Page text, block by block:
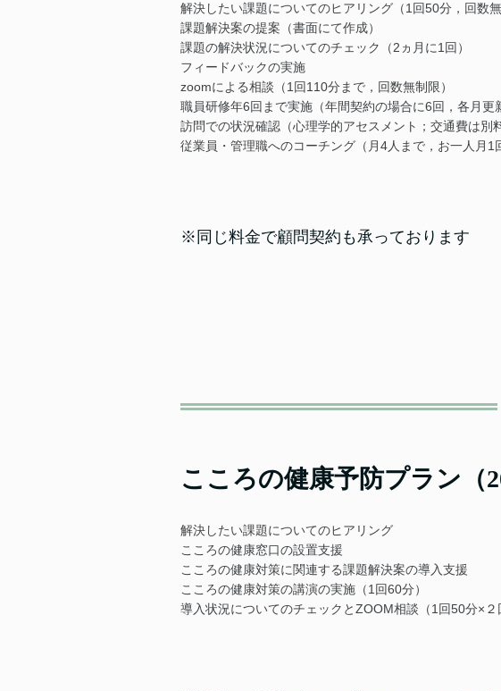
解決したい課題についてのヒアリング（1回50分，回数無
課題解決案の提案（書面にて作成）
課題の解決状況についてのチェック（2ヵ月に1回）
フィードバックの実施
zoomによる相談（1回110分まで，回数無制限）
職員研修年6回まで実施（年間契約の場合に6回，各月更
訪問での状況確認（心理学的アセスメント；交通費は別
従業員・管理職へのコーチング（月4人まで，お一人月1
※同じ料金で顧問契約も承っております
こころの健康予防プラン（
解決したい課題についてのヒアリング
こころの健康窓口の設置支援
こころの健康対策に関連する課題解決案の導入支援
こころの健康対策の講演の実施（1回60分）
導入状況についてのチェックとZOOM相談（1回50分×２